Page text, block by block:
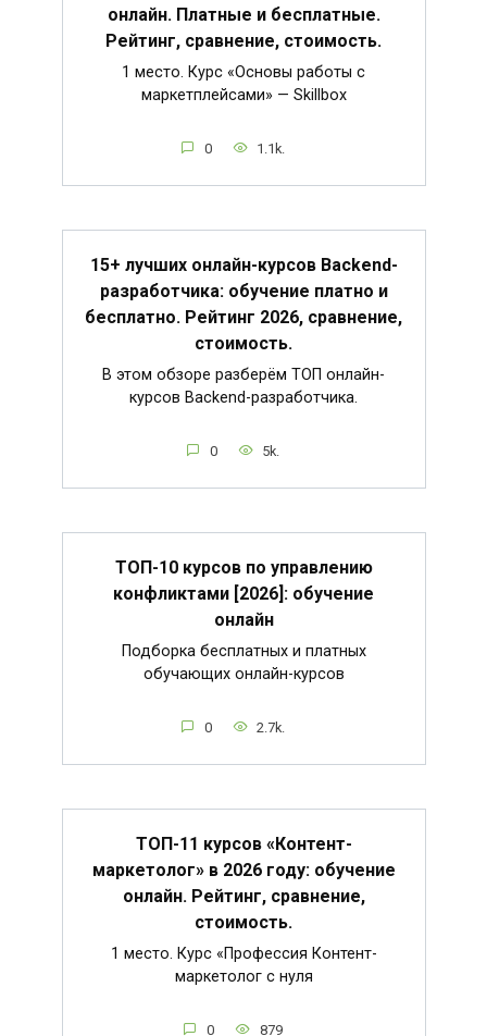
онлайн. Платные и бесплатные.
Рейтинг, сравнение, стоимость.
1 место. Курс «Основы работы с
маркетплейсами» — Skillbox
0 1.1k.
15+ лучших онлайн-курсов Backend-
разработчика: обучение платно и
бесплатно. Рейтинг 2026, сравнение,
стоимость.
В этом обзоре разберём ТОП онлайн-
курсов Backend-разработчика.
0 5k.
ТОП-10 курсов по управлению
конфликтами [2026]: обучение
онлайн
Подборка бесплатных и платных
обучающих онлайн-курсов
0 2.7k.
ТОП-11 курсов «Контент-
маркетолог» в 2026 году: обучение
онлайн. Рейтинг, сравнение,
стоимость.
1 место. Курс «Профессия Контент-
маркетолог с нуля
0 879